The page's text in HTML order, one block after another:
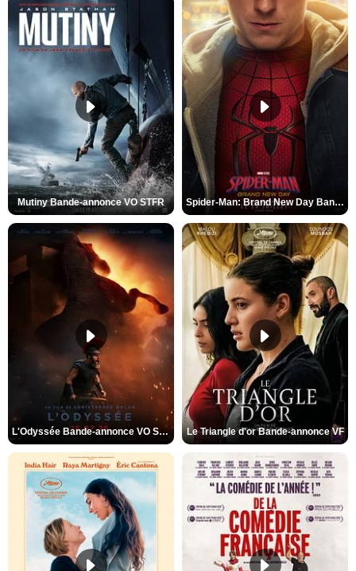
Mutiny Bande-annonce VO STFR Spider-Man: Brand New Day Bande-annonce VO STFR
L'Odyssée Bande-annonce VO STFR Le Triangle d'or Bande-annonce VF